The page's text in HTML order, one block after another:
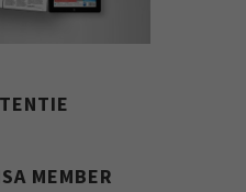
MEMBER